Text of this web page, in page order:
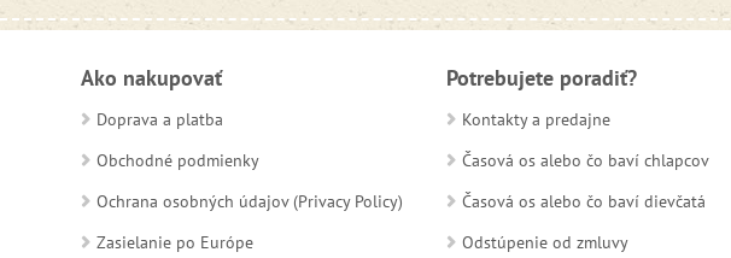
Ako nakupovať
Doprava a platba
Obchodné podmienky
Ochrana osobných údajov (Privacy Policy)
Zasielanie po Európe
Potrebujete poradiť?
Kontakty a predajne
Časová os alebo čo baví chlapcov
Časová os alebo čo baví dievčatá
Odstúpenie od zmluvy